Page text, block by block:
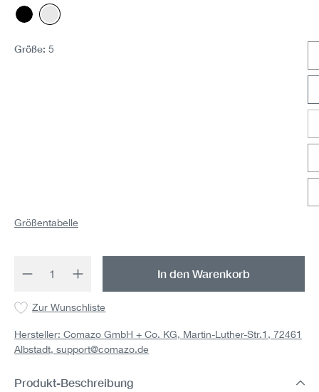
Schwarz
(Diese Option ist zurzeit nicht verfügbar.)
Weiss
Größe: 5
Größentabelle
Produkt Anzahl: Gib den gewünschten
In den Warenkorb
Zur Wunschliste
Hersteller: Comazo GmbH + Co. KG, Martin-Luther-Str.1, 72461
Albstadt, support@comazo.de
Produkt-Beschreibung